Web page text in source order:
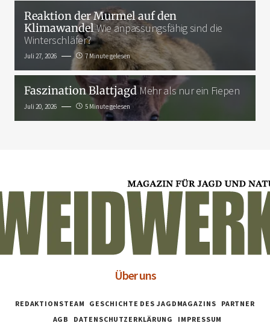
Reaktion der Murmel auf den
KlimawandelWie anpassungsfähig sind die
Winterschläfer?
Juli 27, 2026 7 Minute gelesen
Faszination BlattjagdMehr als nur ein Fiepen
Juli 20, 2026 5 Minute gelesen
Über uns
REDAKTIONSTEAM GESCHICHTE DES JAGDMAGAZINS
PARTNER
AGB
DATENSCHUTZERKLÄRUNG IMPRESSUM